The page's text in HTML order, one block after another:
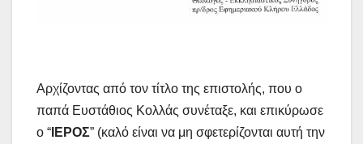
Αρχίζοντας από τον τίτλο της επιστολής, που ο
παπά Ευστάθιος Κολλάς συνέταξε, και επικύρωσε
ο “ ΙΕΡΟΣ” (καλό είναι να μη σφετερίζονται αυτή την